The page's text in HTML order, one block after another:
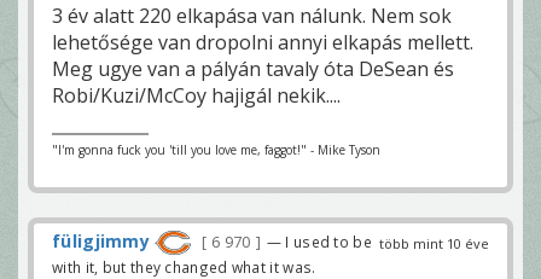
3 év alatt 220 elkapása van nálunk. Nem sok
lehetősége van dropolni annyi elkapás mellett.
Meg ugye van a pályán tavaly óta DeSean és
Robi/Kuzi/McCoy hajigál nekik....
"I'm gonna fuck you 'till you love me, faggot!" - Mike Tyson
több mint 10 éve
füligjimmy 6 970
— I used to be
with it, but they changed what it was.